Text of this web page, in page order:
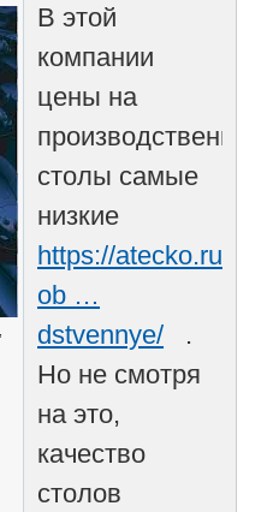
В этой
компании
цены на
производственные
столы самые
низкие
https://atecko.ru/
ob …
dstvennye/ .
Но не смотря
на это,
качество
столов